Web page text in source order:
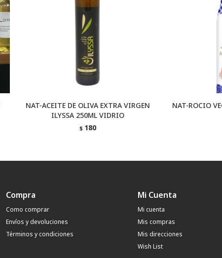
NAT-ACEITE DE OLIVA EXTRA VIRGEN
ILYSSA 250ML VIDRIO
$ 180
NAT-ROCIO
Compra
Como comprar
Envíos y devoluciones
Términos y condiciones
Mi Cuenta
Mi cuenta
Mis compras
Mis direcciones
Wish List